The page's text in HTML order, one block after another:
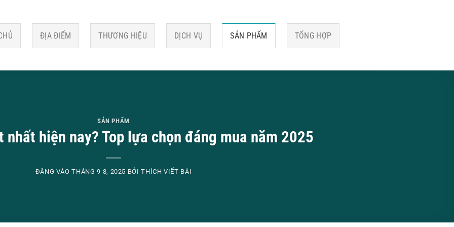
ĐỊA ĐIỂM THƯƠNG HIỆU DỊCH VỤ SẢN PHẨM TỔNG HỢP
SẢN PHẨM
nhất hiện nay? Top lựa chọn đáng mua năm 2025
ĐĂNG VÀOTHÁNG 9 8, 2025 BỞITHÍCH VIẾT BÀI